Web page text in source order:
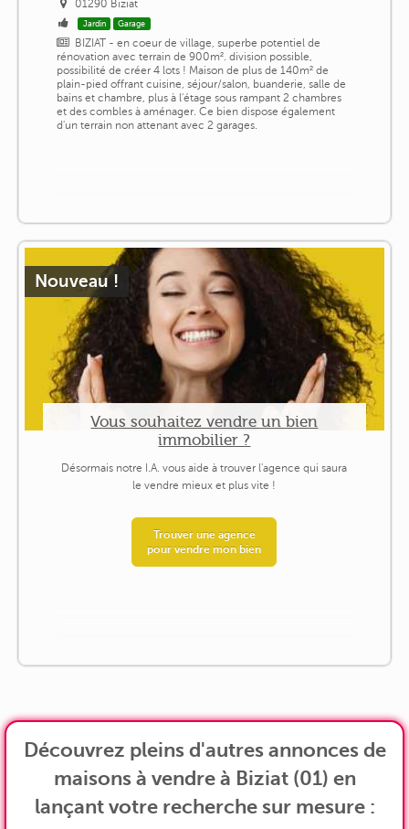
01290 Biziat
Jardin Garage
BIZIAT - en coeur de village, superbe potentiel de
rénovation avec terrain de 900m². division possible,
possibilité de créer 4 lots ! Maison de plus de 140m² de
plain-pied offrant cuisine, séjour/salon, buanderie, salle de
bains et chambre, plus à l'étage sous rampant 2 chambres
et des combles à aménager. Ce bien dispose également
d'un terrain non attenant avec 2 garages.
Nouveau !
Vous souhaitez vendre un bien
immobilier ?
Désormais notre I.A. vous aide à trouver l'agence qui saura
le vendre mieux et plus vite !
Trouver une agence
pour vendre mon bien
Découvrez pleins d'autres annonces de
maisons à vendre à Biziat (01) en
lançant votre recherche sur mesure :